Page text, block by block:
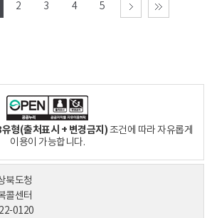
2 3 4 5
형(출처표시 + 변경금지)조건에 따라 자유롭게
이용이 가능합니다.
북도청
콜센터
0120